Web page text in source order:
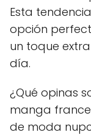
Esta
opción
un toque
día.
¿Qué opinas
manga
de moda